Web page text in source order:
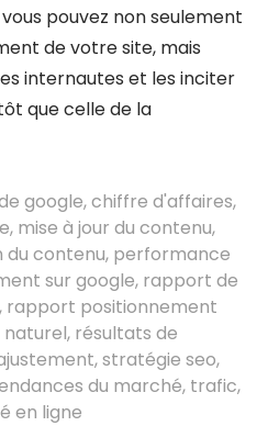
pouvez non seulement
de votre site, mais
internautes et les inciter
que celle de la
google,chiffre d'affaires,
, mise à jour du contenu,
du contenu, performance
sur google, rapport de
, rapport positionnement
, résultats de
,stratégie seo,
du marché, trafic,
en ligne